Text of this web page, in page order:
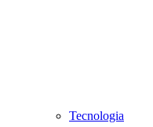
Tecnologia